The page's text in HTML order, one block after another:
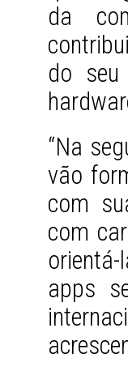
da
do seu
“Na
vão
com
com
apps